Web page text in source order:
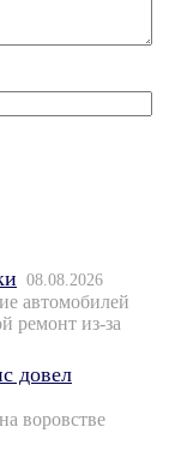
08.08.2026
автомобилей
ремонт из-за
довел
воровстве